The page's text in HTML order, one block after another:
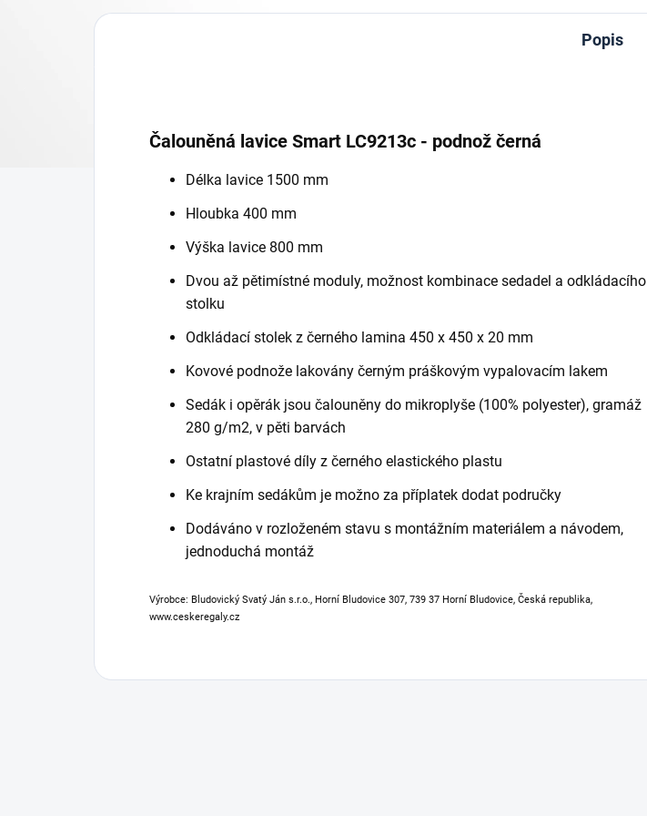
Popis
Čalouněná lavice Smart LC9213c - podnož černá
Délka lavice 1500 mm
Hloubka 400 mm
Výška lavice 800 mm
Dvou až pětimístné moduly, možnost kombinace sedadel a odkládacího
stolku
Odkládací stolek z černého lamina 450 x 450 x 20 mm
Kovové podnože lakovány černým práškovým vypalovacím lakem
Sedák i opěrák jsou čalouněny do mikroplyše (100% polyester), gramáž
280 g/m2, v pěti barvách
Ostatní plastové díly z černého elastického plastu
Ke krajním sedákům je možno za příplatek dodat područky
Dodáváno v rozloženém stavu s montážním materiálem a návodem,
jednoduchá montáž
Výrobce: Bludovický Svatý Ján s.r.o., Horní Bludovice 307, 739 37 Horní Bludovice, Česká republika,
www.ceskeregaly.cz